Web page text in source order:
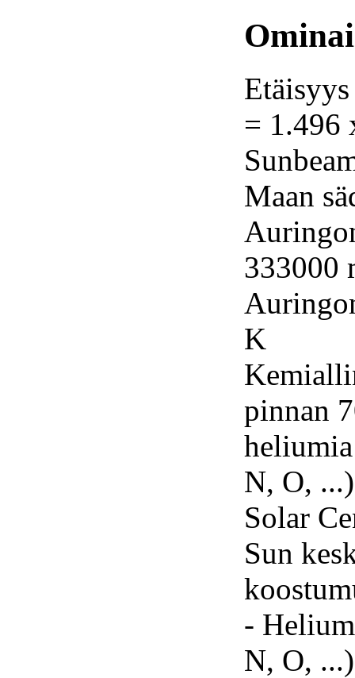
= 1.496
Maan
333000
K
pinnan
N, O,
Solar
Sun
-
N, O,